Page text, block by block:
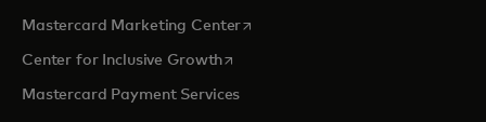
Mastercard Marketing Centeropens in a new tab
Center for Inclusive Growthopens in a new tab
Mastercard Payment Services